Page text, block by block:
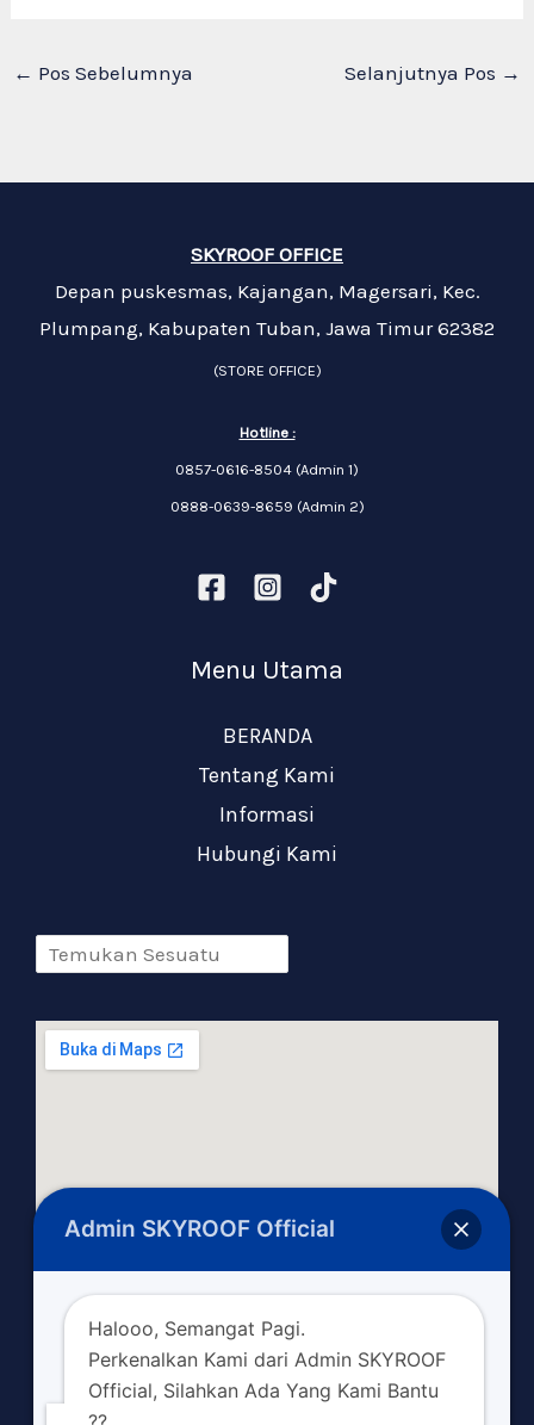
← Pos Sebelumnya Selanjutnya Pos →
SKYROOF OFFICE
Depan puskesmas, Kajangan, Magersari, Kec.
Plumpang, Kabupaten Tuban, Jawa Timur 62382
(STORE OFFICE)
Hotline :
0857-0616-8504 (Admin 1)
0888-0639-8659 (Admin 2)
Menu Utama
BERANDA
Tentang Kami
Informasi
Hubungi Kami
Admin SKYROOF Official
Halooo, Semangat Pagi.
Perkenalkan Kami dari Admin SKYROOF
Official, Silahkan Ada Yang Kami Bantu